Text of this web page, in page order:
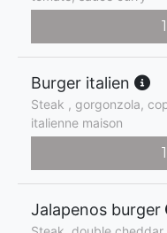
Burger italien
Steak , gorgonzola,
italienne maison
Jalapenos burger